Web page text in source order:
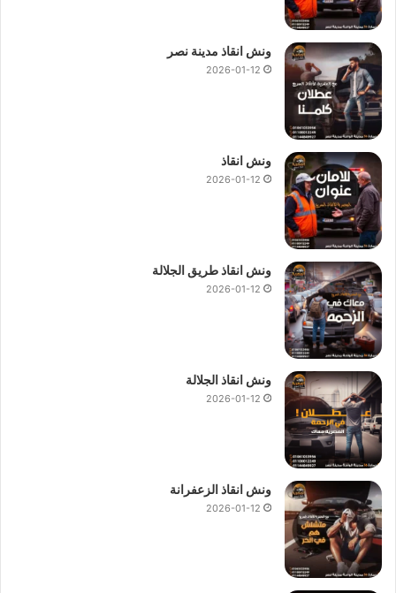
ونش انقاذ مدينة نصر
2026-01-12
ونش انقاذ
2026-01-12
ونش انقاذ طريق الجلالة
2026-01-12
ونش انقاذ الجلالة
2026-01-12
ونش انقاذ الزعفرانة
2026-01-12